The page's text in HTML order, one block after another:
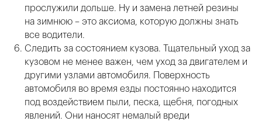
прослужили дольше. Ну и замена летней резины
на зимнюю – это аксиома, которую должны знать
все водители.
Следить за состоянием кузова. Тщательный уход за
кузовом не менее важен, чем уход за двигателем и
другими узлами автомобиля. Поверхность
автомобиля во время езды постоянно находится
под воздействием пыли, песка, щебня, погодных
явлений. Они наносят немалый вреди